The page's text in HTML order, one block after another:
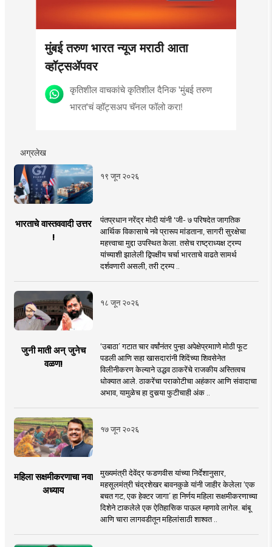
मुंबई तरुण भारत न्यूज मराठी आता
व्हॉट्सॲपवर
कृतिशील वाचकांचे कृतिशील दैनिक 'मुंबई तरुण
भारत'चं व्हॉट्सअप चॅनल फॉलो करा!
अग्रलेख
१९ जून २०२६
भारताचे वास्तववादी उत्तर
!
पंतप्रधान नरेंद्र मोदी यांनी 'जी- ७ परिषदेत जागतिक
आर्थिक विकासाचे नवे प्रारूप मांडताना, सागरी सुरक्षेचा
महत्त्वाचा मुद्दा उपस्थित केला. तसेच राष्ट्राध्यक्ष ट्रम्प
यांच्याशी झालेली द्विपक्षीय चर्चा भारताचे वाढते सामर्थ
दर्शवणारी असली, तरी ट्रम्प ..
१८ जून २०२६
जुनी माती अन् जुनेच
वळण!
‘उबाठा’ गटात चार वर्षांनंतर पुन्हा अपेक्षेप्रमााणे मोठी फूट
पडली आणि सहा खासदारांनी शिंदेंच्या शिवसेनेत
विलीनीकरण केल्याने उद्धव ठाकरेंचे राजकीय अस्तित्वच
धोक्यात आले. ठाकरेंचा पराकोटीचा अहंकार आणि संवादाचा
अभाव, यामुळेच हा दुसर्‍या फुटीचाही अंक ..
१७ जून २०२६
महिला सक्षमीकरणाचा नवा
अध्याय
मुख्यमंत्री देवेंद्र फडणवीस यांच्या निर्देशानुसार,
महसूलमंत्री चंद्रशेखर बावनकुळे यांनी जाहीर केलेला ‘एक
बचत गट, एक हेक्टर जागा’ हा निर्णय महिला सक्षमीकरणाच्या
दिशेने टाकलेले एक ऐतिहासिक पाऊल म्हणावे लागेल. बांबू
आणि चारा लागवडीतून महिलांसाठी शाश्वत ..